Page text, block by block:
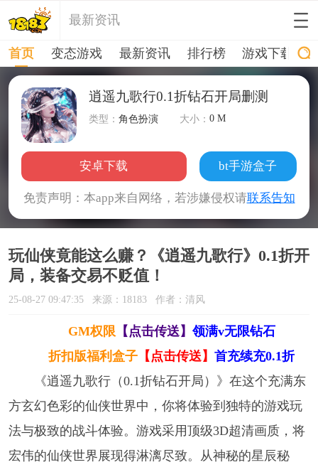
最新资讯
首页 变态游戏 最新资讯 排行榜 游戏下载
逍遥九歌行0.1折钻石开局删测
类型：角色扮演 大小：0 M
安卓下载 bt手游盒子
免责声明：本app来自网络，若涉嫌侵权请联系告知
玩仙侠竟能这么赚？《逍遥九歌行》0.1折开
局，装备交易不贬值！
25-08-27 09:47:35 来源：18183 作者：清风
GM权限 【点击传送】 领满v无限钻石
折扣版福利盒子 【点击传送】首充续充0.1折
《逍遥九歌行（0.1折钻石开局）》在这个充满东
方玄幻色彩的仙侠世界中，你将体验到独特的游戏玩
法与极致的战斗体验。游戏采用顶级3D超清画质，将
宏伟的仙侠世界展现得淋漓尽致。从神秘的星辰秘